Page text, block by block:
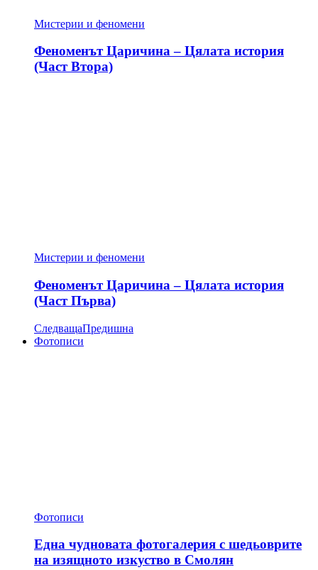
Мистерии и феномени
Феноменът Царичина – Цялата история
(Част Втора)
Мистерии и феномени
Феноменът Царичина – Цялата история
(Част Първа)
СледващаПредишна
Фотописи
Фотописи
Една чудновата фотогалерия с шедьоврите
на изящното изкуство в Смолян